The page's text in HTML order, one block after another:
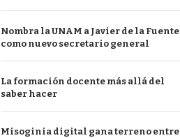
Nombra la UNAM a Javier de la Fuente
como nuevo secretario general
La formación docente más allá del
saber hacer
Misoginia digital gana terreno entre